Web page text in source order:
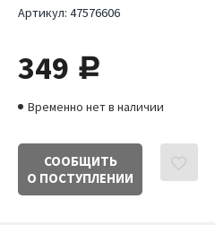
Артикул: 47576606
349 руб.
Временно нет в наличии
СООБЩИТЬ
О ПОСТУПЛЕНИИ